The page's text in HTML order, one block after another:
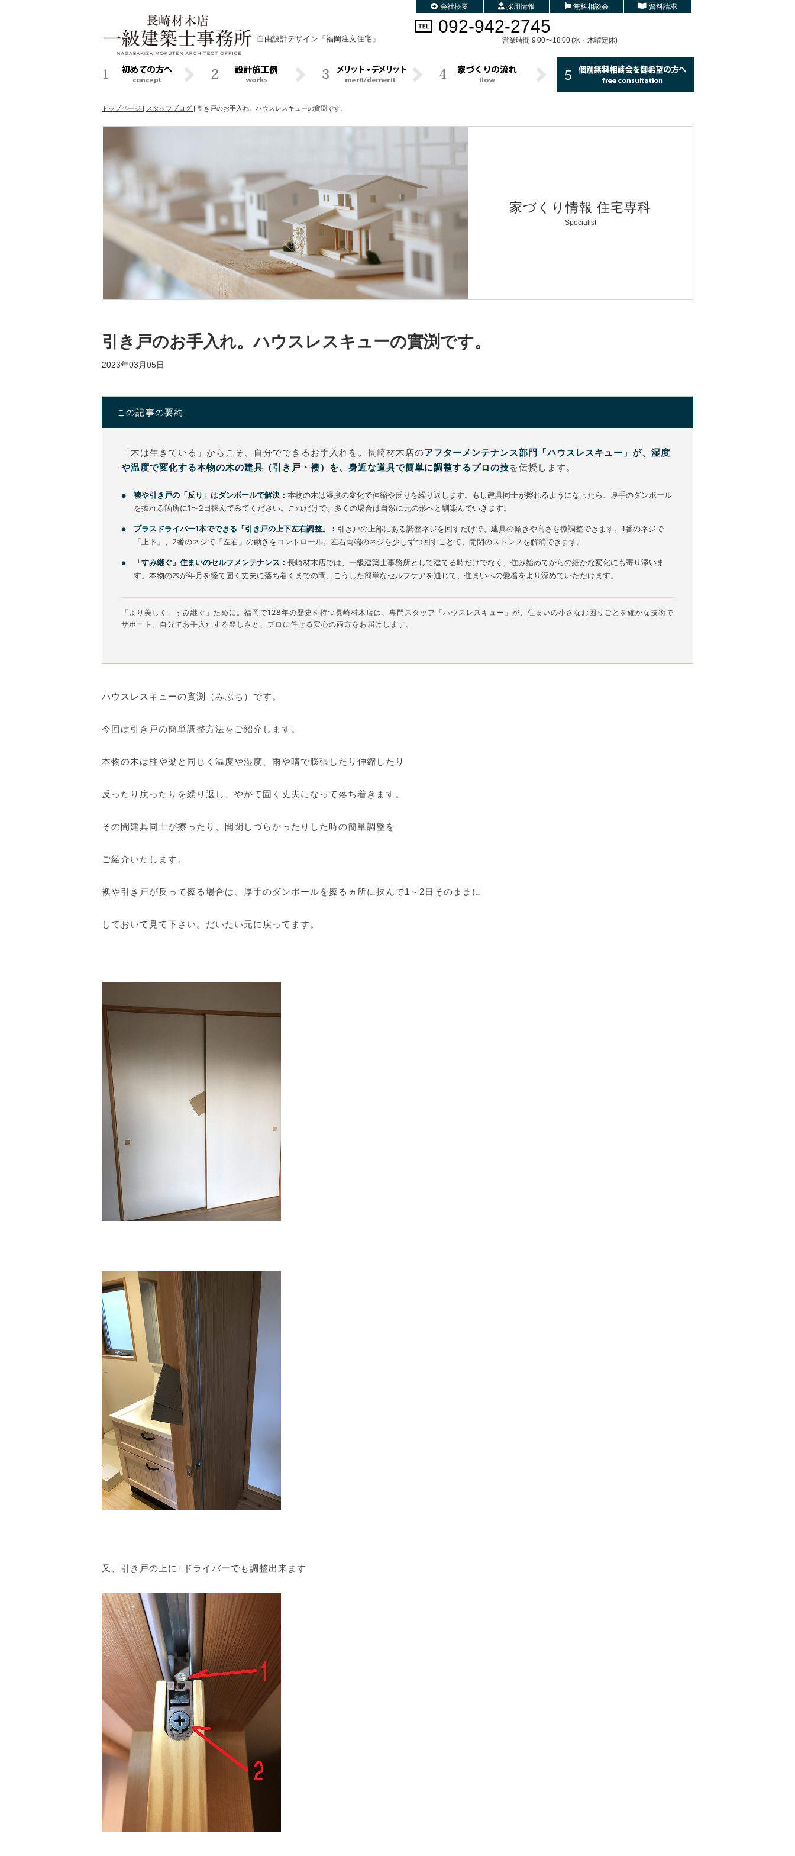
自由設計デザイン 「福岡注文住宅」
会社概要 採用情報 無料相談会 資料請求
092-942-2745
営業時間 9:00〜18:00 (水・木曜定休)
トップページ | スタッフブログ | 引き戸のお手入れ。ハウスレスキューの實渕です。
家づくり情報 住宅専科
Specialist
引き戸のお手入れ。ハウスレスキューの實渕です。
2023年03月05日
この記事の要約
「木は生きている」からこそ、自分でできるお手入れを。長崎材木店のアフターメンテナンス部門「ハウスレスキュー」が、湿度
や温度で変化する本物の木の建具（引き戸・襖）を、身近な道具で簡単に調整するプロの技を伝授します。
襖や引き戸の「反り」はダンボールで解決： 本物の木は湿度の変化で伸縮や反りを繰り返します。もし建具同士が擦れるようになったら、厚手のダンボール
を擦れる箇所に1〜2日挟んでみてください。これだけで、多くの場合は自然に元の形へと馴染んでいきます。
プラスドライバー1本でできる「引き戸の上下左右調整」： 引き戸の上部にある調整ネジを回すだけで、建具の傾きや高さを微調整できます。1番のネジで
「上下」、2番のネジで「左右」の動きをコントロール。左右両端のネジを少しずつ回すことで、開閉のストレスを解消できます。
「すみ継ぐ」住まいのセルフメンテナンス： 長崎材木店では、一級建築士事務所として建てる時だけでなく、住み始めてからの細かな変化にも寄り添いま
す。本物の木が年月を経て固く丈夫に落ち着くまでの間、こうした簡単なセルフケアを通じて、住まいへの愛着をより深めていただけます。
「より美しく、すみ継ぐ」ために。福岡で128年の歴史を持つ長崎材木店は、専門スタッフ「ハウスレスキュー」が、住まいの小さなお困りごとを確かな技術で
サポート。自分でお手入れする楽しさと、プロに任せる安心の両方をお届けします。
ハウスレスキューの實渕（みぶち）です。
今回は引き戸の簡単調整方法をご紹介します。
本物の木は柱や梁と同じく温度や湿度、雨や晴で膨張したり伸縮したり
反ったり戻ったりを繰り返し、やがて固く丈夫になって落ち着きます。
その間建具同士が擦ったり、開閉しづらかったりした時の簡単調整を
ご紹介いたします。
襖や引き戸が反って擦る場合は、厚手のダンボールを擦るヵ所に挟んで1～2日そのままに
しておいて見て下さい。だいたい元に戻ってます。
又、引き戸の上に+ドライバーでも調整出来ます